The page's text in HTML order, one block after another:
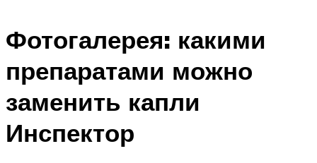
Фотогалерея: какими
препаратами можно
заменить капли
Инспектор